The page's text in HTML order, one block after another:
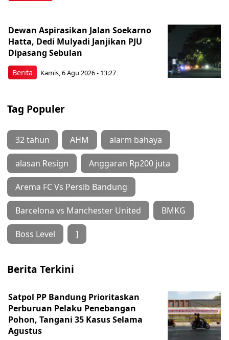
Berita
Dewan Aspirasikan Jalan Soekarno
Hatta, Dedi Mulyadi Janjikan PJU
Dipasang Sebulan
Kamis, 6 Agu 2026 - 13:27
Tag Populer
32 tahun AHM alarm bahaya
alasan Resign Anggaran Rp200 juta
Arema FC Vs Persib Bandung
Barcelona vs Manchester United BMKG
Boss Level ]
Berita Terkini
Satpol PP Bandung Prioritaskan
Perburuan Pelaku Penebangan
Pohon, Tangani 35 Kasus Selama
Agustus